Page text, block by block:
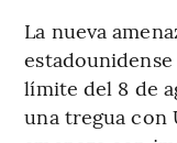
La nueva
límite del 8 de
una tregua con